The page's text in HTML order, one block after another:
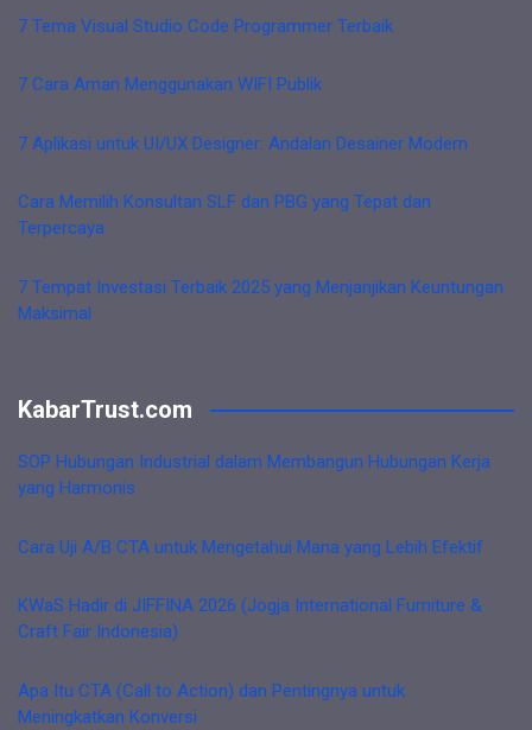
7 Tema Visual Studio Code Programmer Terbaik
7 Cara Aman Menggunakan WIFI Publik
7 Aplikasi untuk UI/UX Designer: Andalan Desainer Modern
Cara Memilih Konsultan SLF dan PBG yang Tepat dan
Terpercaya
7 Tempat Investasi Terbaik 2025 yang Menjanjikan Keuntungan
Maksimal
KabarTrust.com
SOP Hubungan Industrial dalam Membangun Hubungan Kerja
yang Harmonis
Cara Uji A/B CTA untuk Mengetahui Mana yang Lebih Efektif
KWaS Hadir di JIFFINA 2026 (Jogja International Furniture &
Craft Fair Indonesia)
Apa Itu CTA (Call to Action) dan Pentingnya untuk
Meningkatkan Konversi